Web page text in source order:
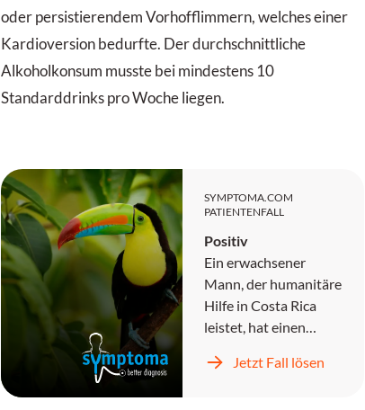
oder persistierendem Vorhofflimmern, welches einer
Kardioversion bedurfte. Der durchschnittliche
Alkoholkonsum musste bei mindestens 10
Standarddrinks pro Woche liegen.
SYMPTOMA.COM
PATIENTENFALL
Positiv
Ein erwachsener
Mann, der humanitäre
Hilfe in Costa Rica
leistet, hat einen
Außerdem besteht
Jetzt Fall lösen